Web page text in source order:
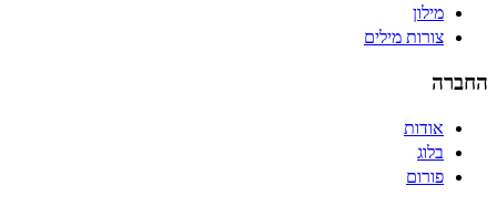
מילון
צורות מילים
החברה
אודות
בלוג
פורום